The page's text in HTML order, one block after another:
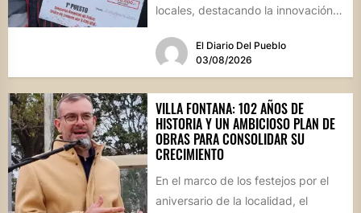
locales, destacando la innovación
El Diario Del Pueblo
03/08/2026
VILLA FONTANA: 102 AÑOS DE
HISTORIA Y UN AMBICIOSO PLAN DE
OBRAS PARA CONSOLIDAR SU
CRECIMIENTO
En el marco de los festejos por el
aniversario de la localidad, el